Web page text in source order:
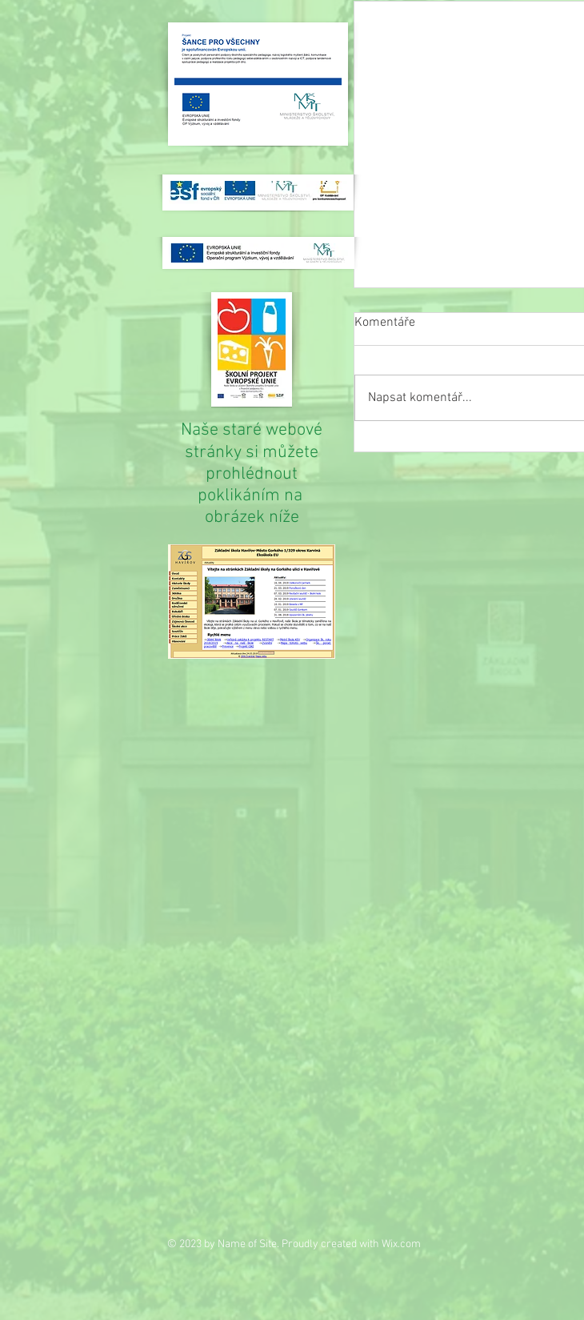
Slavnostní ukončení školního roku
Komentáře
Napsat komentář...
Naše staré webové
stránky si můžete
prohlédnout
poklikáním na
obrázek níže
© 2023 by Name of Site. Proudly created with Wix.com